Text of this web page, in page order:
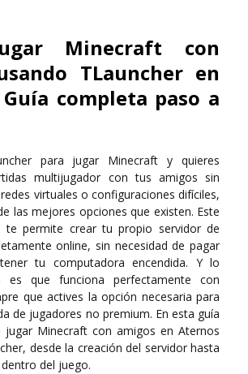
Minecraft con
TLauncher en
completa paso a
para jugar Minecraft y quieres
multijugador con tus amigos sin
virtuales o configuraciones difíciles,
las mejores opciones que existen. Este
te permite crear tu propio servidor de
online, sin necesidad de pagar
tu computadora encendida. Y lo
que funciona perfectamente con
que actives la opción necesaria para
de jugadores no premium. En esta guía
Minecraft con amigos en Aternos
desde la creación del servidor hasta
del juego.